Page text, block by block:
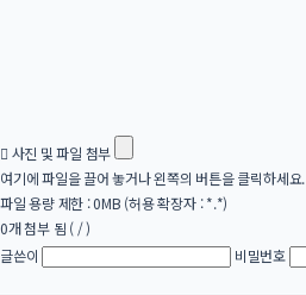
사진 및 파일 첨부
여기에 파일을 끌어 놓거나 왼쪽의 버튼을 클릭하세요.
파일 용량 제한 :0MB (허용 확장자 :*.*)
0개 첨부 됨 (/)
글쓴이
비밀번호